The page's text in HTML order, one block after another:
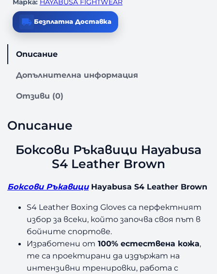
Безплатна Доставка
Описание
Допълнителна информация
Отзиви (0)
Описание
Боксови Ръкавици Hayabusa
S4 Leather Brown
Боксови РъкавициHayabusa S4 Leather Brown
S4 Leather Boxing Gloves са перфектният
избор за всеки, който започва своя път в
бойните спортове.
Изработени от 100% естествена кожа,
те са проектирани да издържат на
интензивни тренировки, работа с